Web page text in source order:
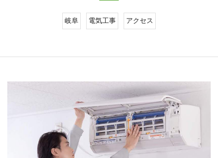
岐阜 電気工事 アクセス